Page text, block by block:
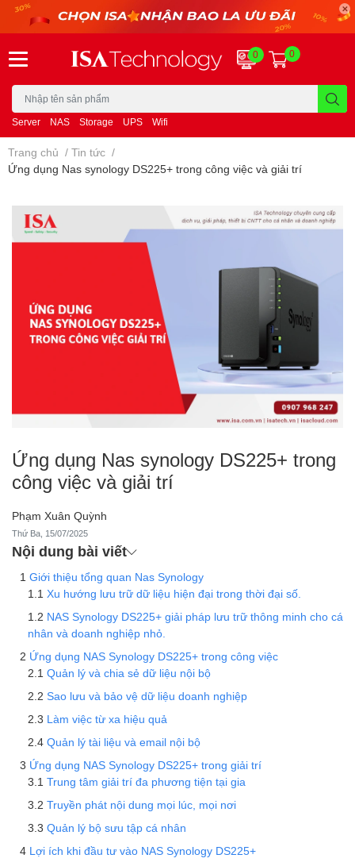
Server NAS Storage UPS Wifi
0 0
Trang chủ / Tin tức /
Ứng dụng Nas synology DS225+ trong công việc và giải trí
Ứng dụng Nas synology DS225+ trong
công việc và giải trí
Phạm Xuân Quỳnh
Thứ Ba, 15/07/2025
Nội dung bài viết
Giới thiệu tổng quan Nas Synology
Xu hướng lưu trữ dữ liệu hiện đại trong thời đại số.
NAS Synology DS225+ giải pháp lưu trữ thông minh cho cá
nhân và doanh nghiệp nhỏ.
Ứng dụng NAS Synology DS225+ trong công việc
Quản lý và chia sẻ dữ liệu nội bộ
Sao lưu và bảo vệ dữ liệu doanh nghiệp
Làm việc từ xa hiệu quả
Quản lý tài liệu và email nội bộ
Ứng dụng NAS Synology DS225+ trong giải trí
Trung tâm giải trí đa phương tiện tại gia
Truyền phát nội dung mọi lúc, mọi nơi
Quản lý bộ sưu tập cá nhân
Lợi ích khi đầu tư vào NAS Synology DS225+